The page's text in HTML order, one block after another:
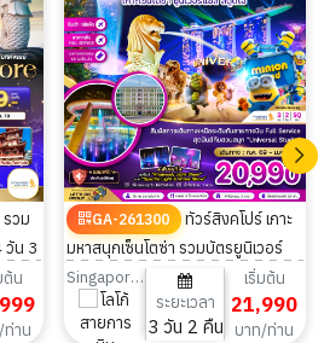
วัน 3
ต้น
ท่าน
GA-261300
ทัวร์สิงคโปร์ เกาะ
มหาสนุกเซ็นโตซ่า รวมบัตรยูนิเวอร์
แซลและรถรับส่ง 3วัน 2คืน
Singapore Airlines
ระยะเวลา
3 วัน 2 คืน
เริ่มต้น
21,990
บาท/ท่าน